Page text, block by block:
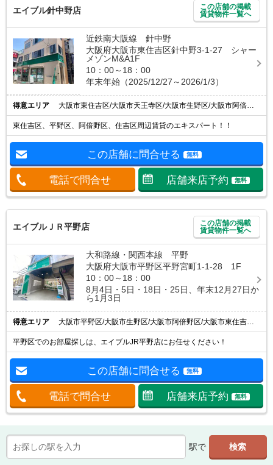
エイブル針中野店
この店舗の掲載
賃貸物件一覧へ
近鉄南大阪線 針中野
大阪府大阪市東住吉区針中野3-1-27 シャー
メゾンM&A1F
10：00～18：00
年末年始（2025/12/27～2026/1/3）
得意エリア 大阪市東住吉区/大阪市天王寺区/大阪市生野区/大阪市阿倍野区/大阪市住吉区
東住吉区、平野区、阿倍野区、住吉区周辺賃貸のエキスパート！！
この店舗に問合せる 無料
電話で問合せ 店舗来店予約 無料
エイブルＪＲ平野店
この店舗の掲載
賃貸物件一覧へ
大和路線・関西本線 平野
大阪府大阪市平野区平野宮町1-1-28 1F
10：00～18：00
8月4日・5日・18日・25日、年末12月27日か
ら1月3日
得意エリア 大阪市平野区/大阪市生野区/大阪市阿倍野区/大阪市東住吉区/八尾市
平野区でのお部屋探しは、エイブルJR平野店にお任せください！
この店舗に問合せる 無料
電話で問合せ 店舗来店予約 無料
駅で